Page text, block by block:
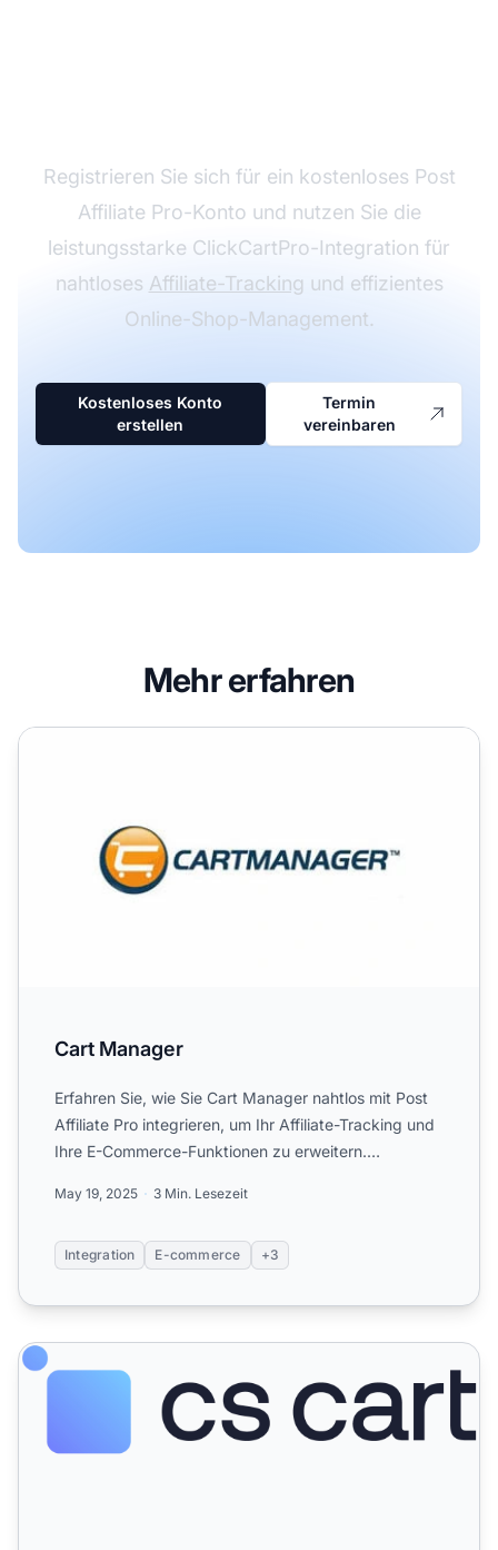
Registrieren Sie sich für ein kostenloses Post
Affiliate Pro-Konto und nutzen Sie die
leistungsstarke ClickCartPro-Integration für
nahtloses Affiliate-Tracking und effizientes
Online-Shop-Management.
Kostenloses Konto
erstellen
Termin
vereinbaren
Mehr erfahren
Cart Manager
Cart Manager
Erfahren Sie, wie Sie Cart Manager nahtlos mit Post
Affiliate Pro integrieren, um Ihr Affiliate-Tracking und
Ihre E-Commerce-Funktionen zu erweitern.
May 19, 2025 3 Min. Lesezeit
Integration E-commerce +3
CS-Cart